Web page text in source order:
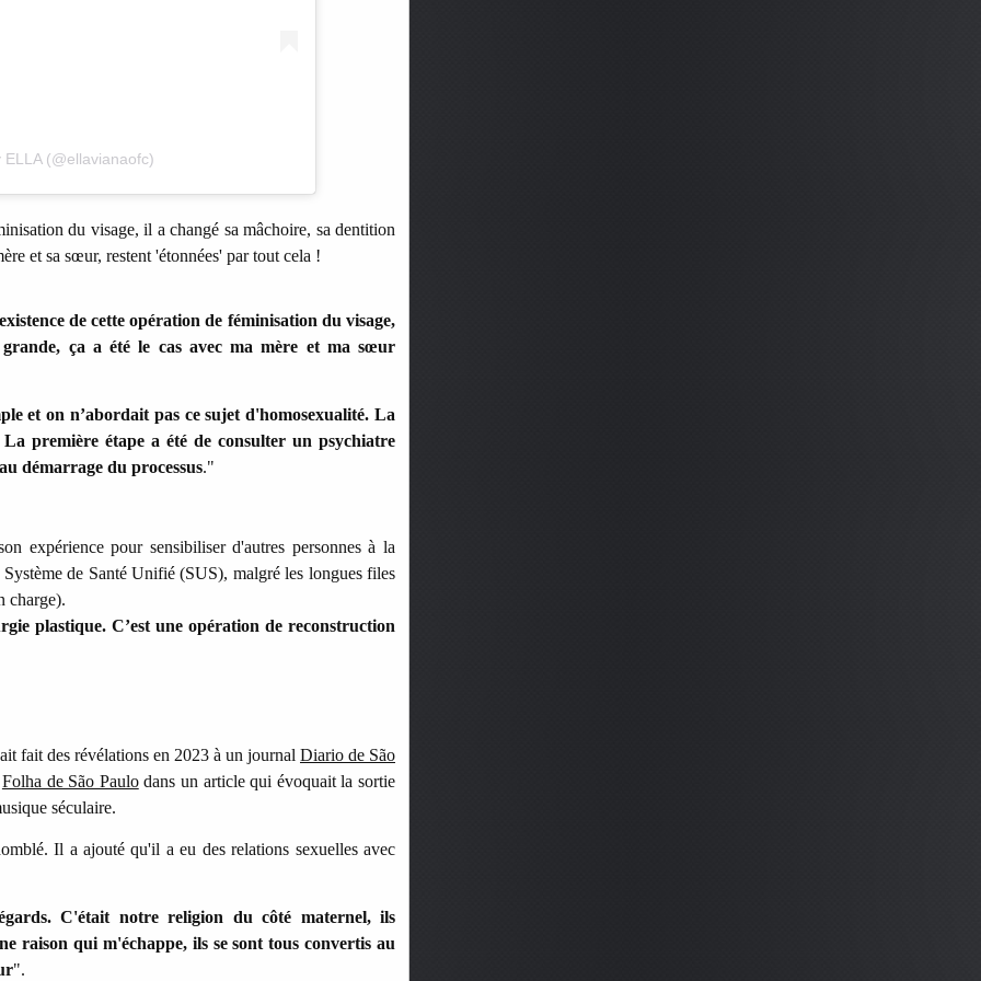
(@ellavianaofc)
du visage, il a changé sa mâchoire, sa dentition
et sa sœur, restent 'étonnées' par tout cela !
de cette opération de féminisation du visage,
ça a été le cas avec ma mère et ma sœur
et on n’abordait pas ce sujet d'homosexualité. La
première étape a été de consulter un psychiatre
démarrage du processus."
expérience pour sensibiliser d'autres personnes à la
de Santé Unifié (SUS), malgré les longues files
charge).
plastique. C’est une opération de reconstruction
fait des révélations en 2023 à un journal Diario de São
Folha de São Paulodans un article qui évoquait la sortie
séculaire.
Il a ajouté qu'il a eu des relations sexuelles avec
C'était notre religion du côté maternel, ils
raison qui m'échappe, ils se sont tous convertis au
".